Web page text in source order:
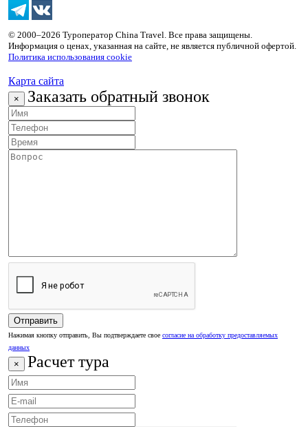
© 2000–2026 Туроператор China Travel. Все права защищены.
Информация о ценах, указанная на сайте, не является публичной офертой.
Политика использования cookie
Карта сайта
× Заказать обратный звонок
Нажимая кнопку отправить, Вы подтверждаете свое согласие на обработку предоставляемых
данных
× Расчет тура